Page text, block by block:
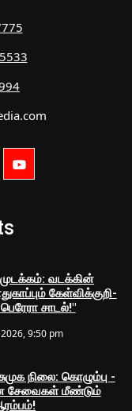
முடக்கம்: வடக்கின்
கேள்விக்குறி-
சாடல்!"
9:50 pm
நிலை: கொழும்பு -
சேவைகள் மீண்டும்